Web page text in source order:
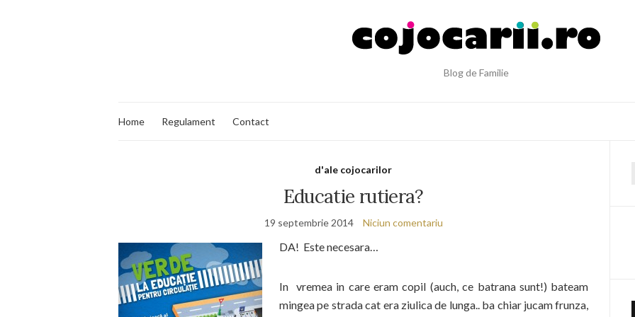
Blog de Familie
Home Regulament Contact
d'ale cojocarilor
Educatie rutiera?
19 septembrie 2014 Niciun comentariu
DA! Este necesara…
In vremea in care eram copil (auch, ce batrana sunt!) bateam
mingea pe strada cat era ziulica de lunga.. ba chiar jucam frunza,